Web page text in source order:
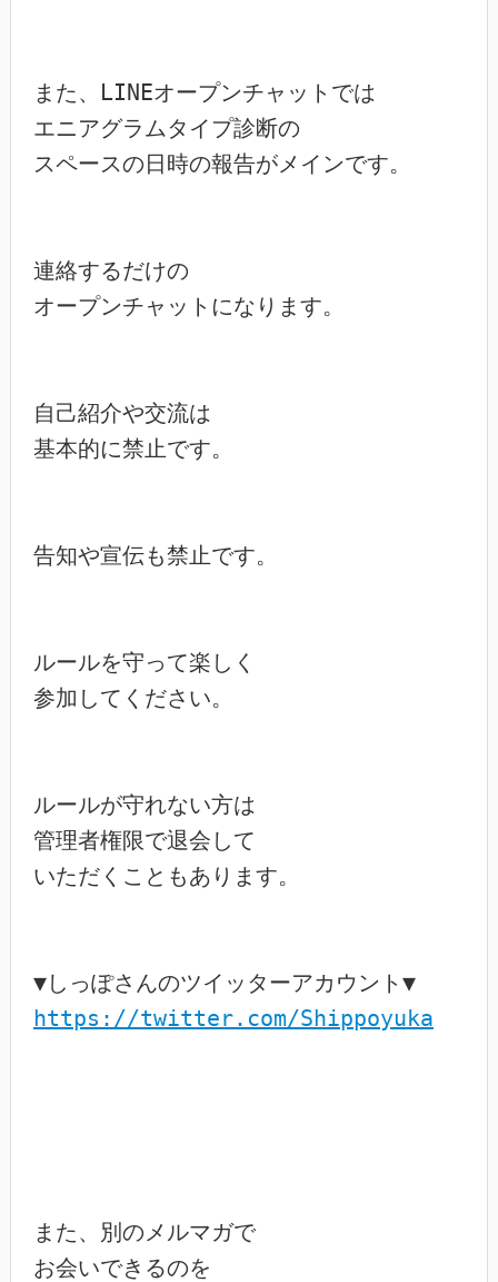
また、LINEオープンチャットでは
エニアグラムタイプ診断の
スペースの日時の報告がメインです。
連絡するだけの
オープンチャットになります。
自己紹介や交流は
基本的に禁止です。
告知や宣伝も禁止です。
ルールを守って楽しく
参加してください。
ルールが守れない方は
管理者権限で退会して
いただくこともあります。
▼しっぽさんのツイッターアカウント▼
https://twitter.com/Shippoyuka
また、別のメルマガで
お会いできるのを